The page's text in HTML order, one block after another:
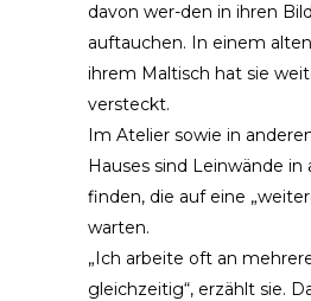
davon wer-den in ihren
auftauchen. In einem
ihrem Maltisch hat sie
versteckt.
Im Atelier sowie in
Hauses sind Leinwände in
finden, die auf eine
warten.
„Ich arbeite oft an
gleichzeitig“, erzählt sie.